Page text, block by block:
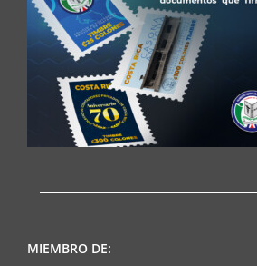
MIEMBRO DE: